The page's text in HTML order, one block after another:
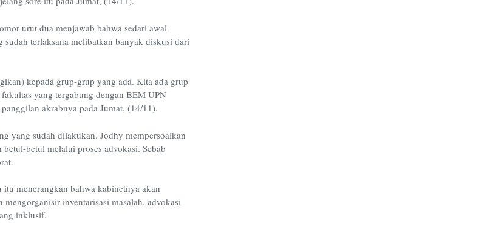
urut dua menjawab bahwa sedari awal
terlaksana melibatkan banyak diskusi dari
kepada grup-grup yang ada. Kita ada grup
yang tergabung dengan BEM UPN
akrabnya pada Jumat, (14/11).
yang sudah dilakukan. Jodhy mempersoalkan
betul melalui proses advokasi. Sebab
menerangkan bahwa kabinetnya akan
inventarisasi masalah, advokasi
inklusif.